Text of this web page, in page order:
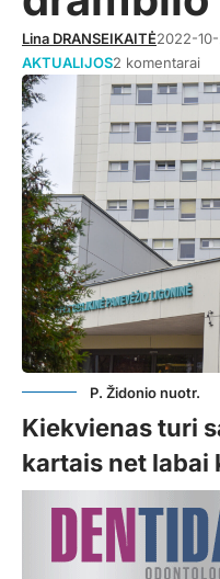
Lina DRANSEIKAITĖ2022-
AKTUALIJOS2 komentarai
P. Židonio nuotr.
Kiekvienas turi
kartais net labai